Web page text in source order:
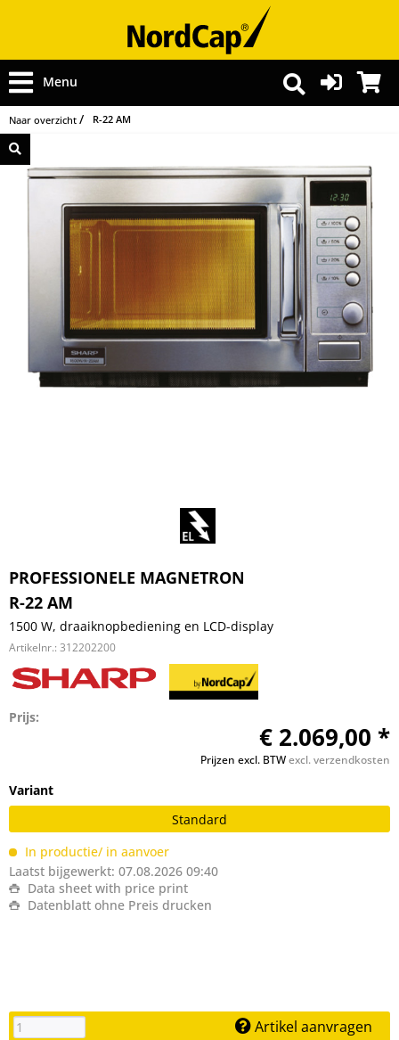
Menu
Naar overzicht R-22 AM
PROFESSIONELE MAGNETRON
R-22 AM
1500 W, draaiknopbediening en LCD-display
Artikelnr.: 312202200
Prijs:
€ 2.069,00 *
Prijzen excl. BTWexcl. verzendkosten
Variant
Standard
In productie/ in aanvoer
Laatst bijgewerkt: 07.08.2026 09:40
Data sheet with price print
Datenblatt ohne Preis drucken
Artikel aanvragen